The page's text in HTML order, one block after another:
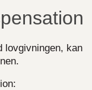
lovgivningen, kan